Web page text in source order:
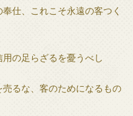
仕、これこそ永遠の客つく
の足らざるを憂うべし
るな、客のためになるもの